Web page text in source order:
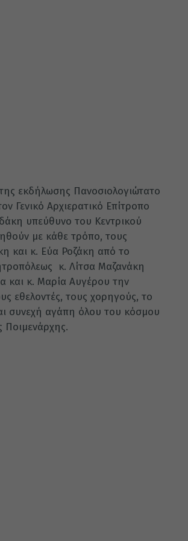
εκδήλωσης Πανοσιολογιώτατο
Γενικό Αρχιερατικό Επίτροπο
υπεύθυνο του Κεντρικού
με κάθε τρόπο, τους
και κ. Εύα Ροζάκη από το
κ. Λίτσα Μαζανάκη
και κ. Μαρία Αυγέρου την
εθελοντές, τους χορηγούς, το
συνεχή αγάπη όλου του κόσμου
Ποιμενάρχης.